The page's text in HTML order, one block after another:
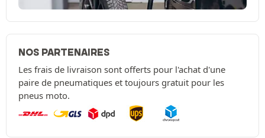
NOS PARTENAIRES
Les frais de livraison sont offerts pour l'achat d'une
paire de pneumatiques et toujours gratuit pour les
pneus moto.